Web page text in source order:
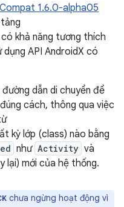
1.6.0-alpha05
khả năng tương thích
API AndroidX có
dẫn di chuyển để
cách, thông qua việc
kỳ lớp (class) nào bằng
như Activity và
lại) mới của hệ thống.
chưa ngừng hoạt động vì